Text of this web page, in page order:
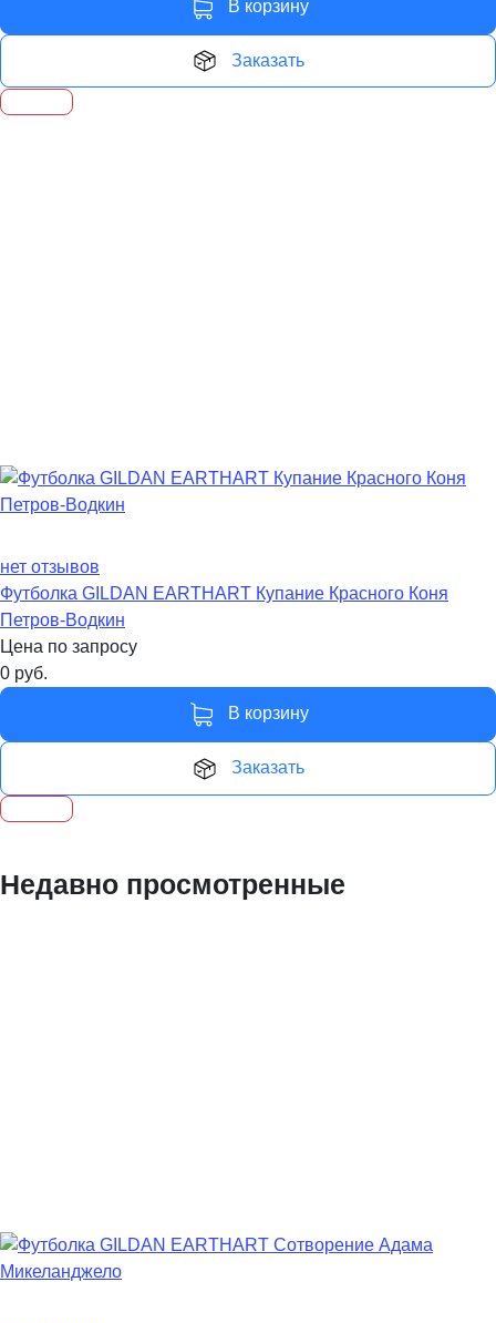
В корзину
Заказать
нет отзывов
Футболка GILDAN EARTHART Купание Красного Коня
Петров-Водкин
Цена по запросу
0 руб.
В корзину
Заказать
Недавно просмотренные